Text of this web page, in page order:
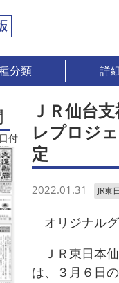
分類 詳
付
ＪＲ仙台
レプロジ
定
2022.01.31 JR東
オリジナル
ＪＲ東日本
は、３月６日